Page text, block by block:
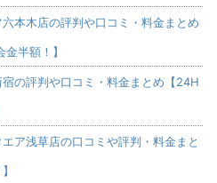
本木店の評判や口コミ・料金まとめ
半額！】
の評判や口コミ・料金まとめ【24H
ア浅草店の口コミや評判・料金まと